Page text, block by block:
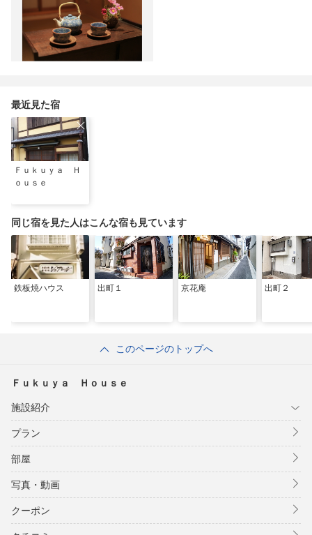
最近見た宿
Ｆｕｋｕｙａ Ｈ
ｏｕｓｅ
同じ宿を見た人はこんな宿も見ています
鉄板焼ハウス 出町１ 京花庵 出町２
このページのトップへ
Ｆｕｋｕｙａ Ｈｏｕｓｅ
施設紹介
プラン
部屋
写真・動画
クーポン